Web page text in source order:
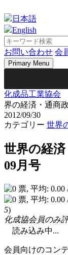
to
content
日本語
English
お問い合わせ 会
Primary Menu
化成品工業協会
界の経済・通商
2012/09/30
カテゴリー 世界
世界の経
09月号
5)
化成協会員のみ
読み込み中...
会員向けのコン